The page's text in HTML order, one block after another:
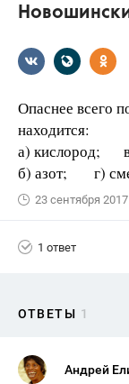
Опаснее всего
находится:
а) кислород;
б) азот; г)
23 сентября 2017
1 ответ
ОТВЕТЫ 1
Андрей